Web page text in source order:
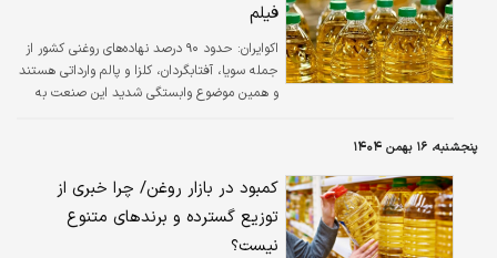
فیلم
اکوایران:
حدود ۹۰ درصد نهاده‌های روغنی کشور از
جمله سویا، آفتابگردان، کلزا و پالم وارداتی هستند
و همین موضوع وابستگی شدید این صنعت به
پنجشنبه، ۱۶ بهمن ۱۴۰۴
کمبود در بازار روغن/ چرا خبری از
توزیع گسترده و برند‌های متنوع
نیست؟